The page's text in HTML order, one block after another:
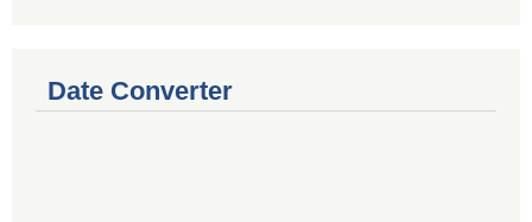
Date Converter